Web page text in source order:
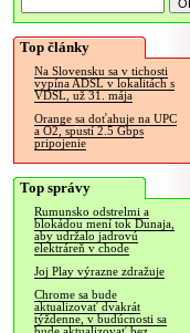
Top články
Na Slovensku sa v tichosti
vypína ADSL v lokalitách s
VDSL, už 31. mája
Orange sa doťahuje na UPC
a O2, spustí 2.5 Gbps
pripojenie
Top správy
Rumunsko odstrelmi a
blokádou mení tok Dunaja,
aby udržalo jadrovú
elektráreň v chode
Joj Play výrazne zdražuje
Chrome sa bude
aktualizovať dvakrát
týždenne, v budúcnosti sa